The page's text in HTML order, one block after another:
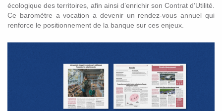
écologique des territoires, afin ainsi d’enrichir son Contrat d’Utilité.
Ce baromètre a vocation a devenir un rendez-vous annuel qui
renforce le positionnement de la banque sur ces enjeux.